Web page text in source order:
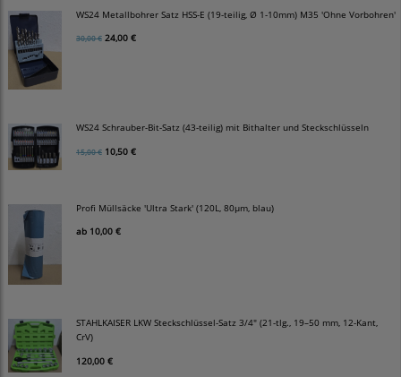
WS24 Metallbohrer Satz HSS-E (19-teilig, Ø 1-10mm) M35 'Ohne Vorbohren'
30,00 € 24,00 €
WS24 Schrauber-Bit-Satz (43-teilig) mit Bithalter und Steckschlüsseln
15,00 € 10,50 €
Profi Müllsäcke 'Ultra Stark' (120L, 80µm, blau)
ab 10,00 €
STAHLKAISER LKW Steckschlüssel-Satz 3/4" (21-tlg., 19–50 mm, 12-Kant,
CrV)
120,00 €